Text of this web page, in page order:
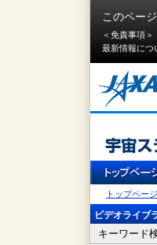
このペー
＜免責事項
最新情報につ
トップページ
ビデオライブ
キーワード